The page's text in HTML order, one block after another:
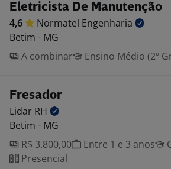
Eletricista De Manutenção
4,6 Normatel Engenharia
Betim - MG
A combinar
Ensino Médio (2º
Fresador
Lidar RH
Betim - MG
R$ 3.800,00
Entre 1 e 3 anos
Presencial